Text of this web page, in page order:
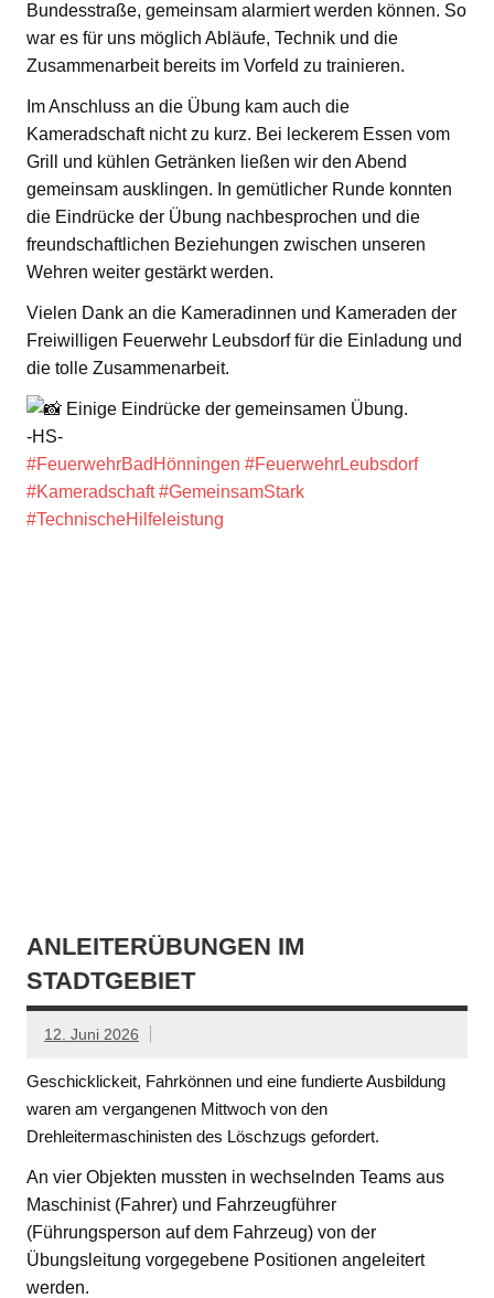
Bundesstraße, gemeinsam alarmiert werden können. So
war es für uns möglich Abläufe, Technik und die
Zusammenarbeit bereits im Vorfeld zu trainieren.
Im Anschluss an die Übung kam auch die
Kameradschaft nicht zu kurz. Bei leckerem Essen vom
Grill und kühlen Getränken ließen wir den Abend
gemeinsam ausklingen. In gemütlicher Runde konnten
die Eindrücke der Übung nachbesprochen und die
freundschaftlichen Beziehungen zwischen unseren
Wehren weiter gestärkt werden.
Vielen Dank an die Kameradinnen und Kameraden der
Freiwilligen Feuerwehr Leubsdorf für die Einladung und
die tolle Zusammenarbeit.
Einige Eindrücke der gemeinsamen Übung.
-HS-
#FeuerwehrBadHönningen #FeuerwehrLeubsdorf
#Kameradschaft #GemeinsamStark
#TechnischeHilfeleistung
ANLEITERÜBUNGEN IM
STADTGEBIET
12. Juni 2026
Geschicklickeit, Fahrkönnen und eine fundierte Ausbildung
waren am vergangenen Mittwoch von den
Drehleitermaschinisten des Löschzugs gefordert.
An vier Objekten mussten in wechselnden Teams aus
Maschinist (Fahrer) und Fahrzeugführer
(Führungsperson auf dem Fahrzeug) von der
Übungsleitung vorgegebene Positionen angeleitert
werden.